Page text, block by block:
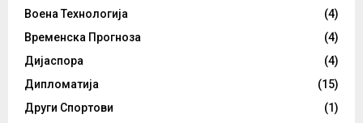
Воена Технологија
(4)
Временска Прогноза
(4)
Дијаспора
(4)
Дипломатија
(15)
Други Спортови
(1)